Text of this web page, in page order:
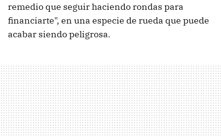
remedio que seguir haciendo rondas para
financiarte", en una especie de rueda que puede
acabar siendo peligrosa.